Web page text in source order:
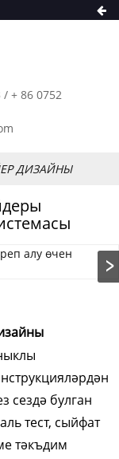
/ + 86 0752
ДИЗАЙНЫ
сездә булган
тест, сыйфат
тәкъдим